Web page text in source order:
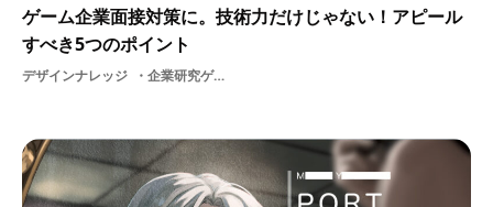
ゲーム企業面接対策に。技術力だけじゃない！アピール
すべき5つのポイント
デザインナレッジ 企業研究ゲーム業界業界研究イラストレーター